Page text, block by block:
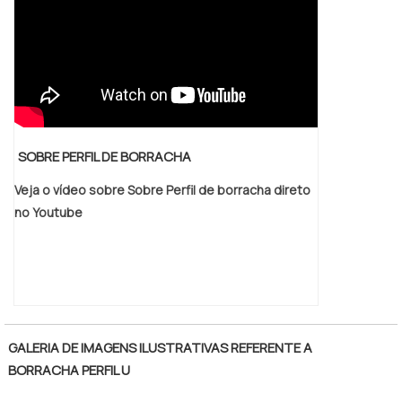
qualidade. Produção controlada por critérios
e vistorias de qualidade durante todo o
SOBRE PERFIL DE BORRACHA
Veja o vídeo sobre Sobre Perfil de borracha direto
no Youtube
GALERIA DE IMAGENS ILUSTRATIVAS REFERENTE A
BORRACHA PERFIL U